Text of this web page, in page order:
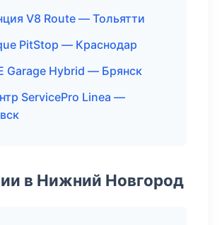
V8 Route — Тольятти
PitStop — Краснодар
Garage Hybrid — Брянск
ServicePro Linea —
в Нижний Новгород